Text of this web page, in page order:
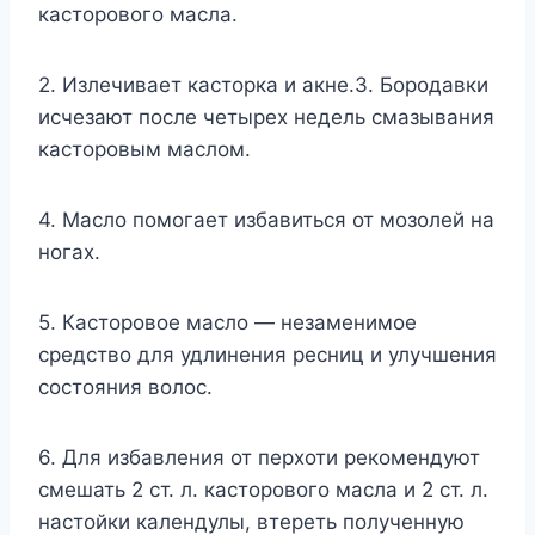
касторового масла.
2. Излечивает касторка и акне.3. Бородавки
исчезают после четырех недель смазывания
касторовым маслом.
4. Масло помогает избавиться от мозолей на
ногах.
5. Касторовое масло — незаменимое
средство для удлинения ресниц и улучшения
состояния волос.
6. Для избавления от перхоти рекомендуют
смешать 2 ст. л. касторового масла и 2 ст. л.
настойки календулы, втереть полученную